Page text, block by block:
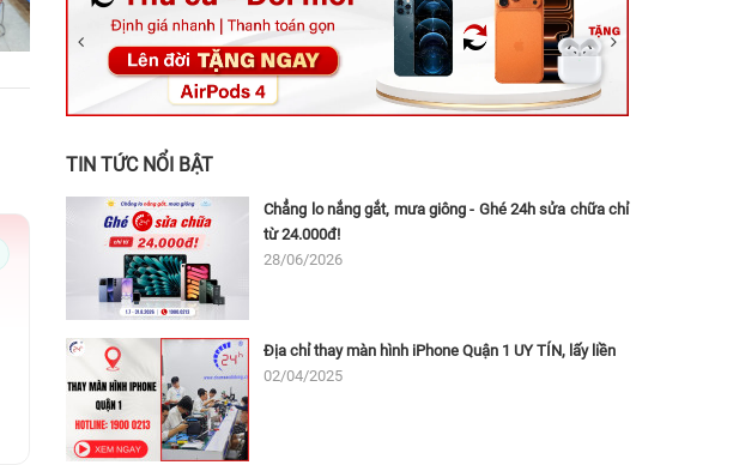
256 Võ Văn Ngân, Thủ Đức, Hồ Chí Minh (Bình Thọ, TP. Thủ Đức Cũ)
70 Nguyễn An Ninh, Dĩ An, Hồ Chí Minh (Bình Dương Cũ)
24h Vũng Tàu: 162A Ba Cu, Vũng Tàu, Hồ Chí Minh (TP. Vũng Tàu cũ)
TIN TỨC NỔI BẬT
Chẳng lo nắng gắt, mưa giông - Ghé 24h sửa chữa chỉ
từ 24.000đ!
28/06/2026
Địa chỉ thay màn hình iPhone Quận 1 UY TÍN, lấy liền
02/04/2025